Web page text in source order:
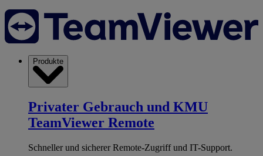
Produkte
Privater Gebrauch und KMU
TeamViewer Remote
Schneller und sicherer Remote-Zugriff und IT-Support.